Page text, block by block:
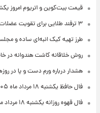
قیمت بیت‌کوین و اتریوم امروز یکشنبه ۱۸
۳ ترفند طلایی برای تقویت عضلات بدن
طرز تهیه کیک انبه‌ای ساده و
روش خلاقانه کاشت هندوانه در
هشدار درباره ورم دست و پا در
فال حافظ یکشنبه ۱۸ مرداد ماه ۱۴۰۵
فال قهوه روزانه یکشنبه ۱۸ مرداد ماه ۱۴۰۵